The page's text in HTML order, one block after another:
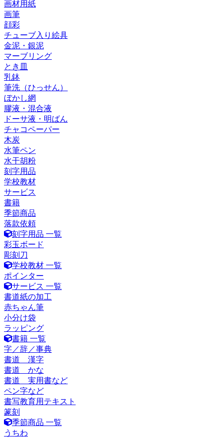
画材用紙
画筆
顔彩
チューブ入り絵具
金泥・銀泥
マーブリング
とき皿
乳鉢
筆洗（ひっせん）
ぼかし網
膠液・混合液
ドーサ液・明ばん
チャコペーパー
木炭
水筆ペン
水干胡粉
刻字用品
学校教材
サービス
書籍
季節商品
落款依頼
刻字用品 一覧
彩玉ボード
彫刻刀
学校教材 一覧
ポインター
サービス 一覧
書道紙の加工
赤ちゃん筆
小分け袋
ラッピング
書籍 一覧
字／辞／事典
書道 漢字
書道 かな
書道 実用書など
ペン字など
書写教育用テキスト
篆刻
季節商品 一覧
うちわ